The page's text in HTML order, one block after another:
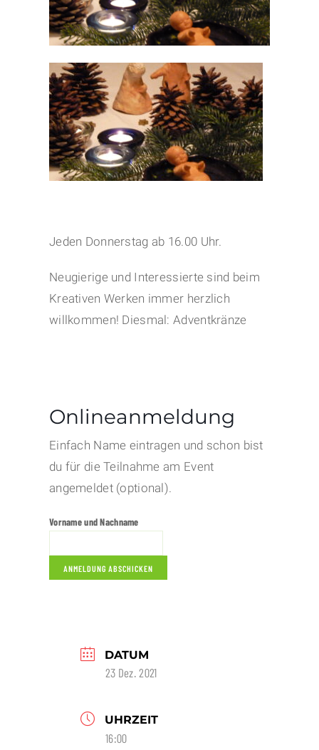
Jeden Donnerstag ab 16.00 Uhr.
Neugierige und Interessierte sind beim
Kreativen Werken immer herzlich
willkommen! Diesmal: Adventkränze
Onlineanmeldung
Einfach Name eintragen und schon bist
du für die Teilnahme am Event
angemeldet (optional).
Vorname und Nachname
DATUM
23 Dez. 2021
UHRZEIT
16:00